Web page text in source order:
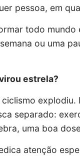
pessoa, em
todo mundo
ou uma
estrela?
separado:
uma boa
atenção